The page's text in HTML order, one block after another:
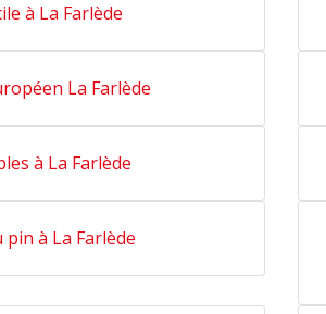
à La Farlède
La Farlède
à La Farlède
à La Farlède